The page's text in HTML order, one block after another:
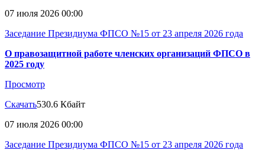
07 июля 2026 00:00
Заседание Президиума ФПСО №15 от 23 апреля 2026 года
О правозащитной работе членских организаций ФПСО в
2025 году
Просмотр
Скачать530.6 Кбайт
07 июля 2026 00:00
Заседание Президиума ФПСО №15 от 23 апреля 2026 года